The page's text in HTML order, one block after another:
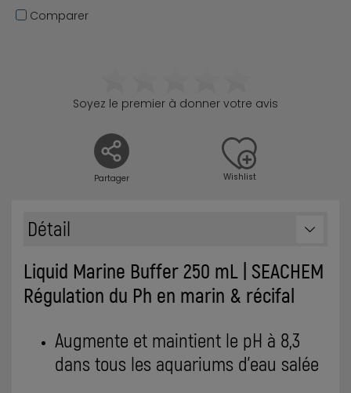
Comparer
Partager
Soyez le premier à donner votre avis
Wishlist
Détail
Liquid Marine Buffer 250 mL | SEACHEM
Régulation du Ph en marin & récifal
Augmente et maintient le pH à 8,3
dans tous les aquariums d'eau salée